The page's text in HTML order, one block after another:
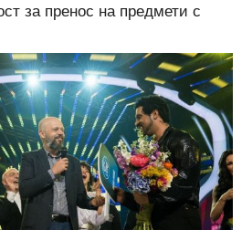
за пренос на предмети с